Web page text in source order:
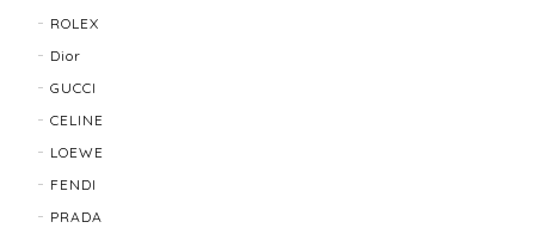
でした！ありがとうございました。また機会ありまし
たら利用させていただきたいと思いました🙇‍♀️
ROLEX
Dior
GUCCI
CELINE
LOEWE
FENDI
PRADA